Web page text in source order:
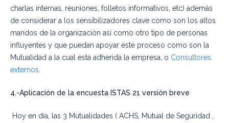
charlas internas, reuniones, folletos informativos, etc) además
de considerar a los sensibilizadores clave como son los altos
mandos de la organización así como otro tipo de personas
influyentes y que puedan apoyar este proceso como son la
Mutualidad a la cual está adherida la empresa, o Consultores
externos.
4.-Aplicación de la encuesta ISTAS 21 versión breve
Hoy en día, las 3 Mutualidades ( ACHS, Mutual de Seguridad ,